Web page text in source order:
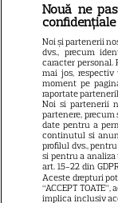
Nouă ne
confidențiale
Noi și partenerii
dvs., precum
caracter personal.
mai jos,
moment pe
raportate
Noi si partenerii
partenere,
date pentru a
continutul si
profilul dvs.,
si pentru a analiza
art. 15-22 din
Aceste drepturi
“ACCEPT
implica inclusiv